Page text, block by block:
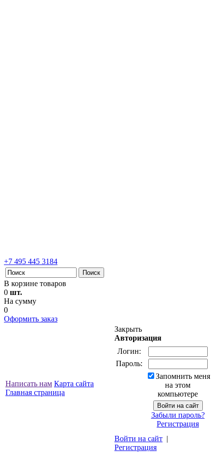
+7 495 445 3184
В корзине товаров
0 шт.
На сумму
0
Оформить заказ
Написать нам Карта сайта
Главная страница
Закрыть
Авторизация
Логин:
Пароль:
Запомнить меня
на этом
компьютере
Забыли пароль?
Регистрация
Войти на сайт |
Регистрация